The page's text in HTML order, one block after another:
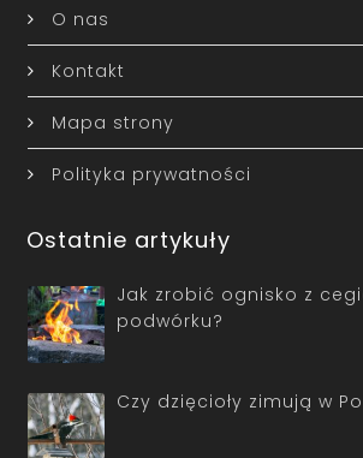
O nas
Kontakt
Mapa strony
Polityka prywatności
Ostatnie artykuły
Jak zrobić ognisko z
podwórku?
Czy dzięcioły zimują w